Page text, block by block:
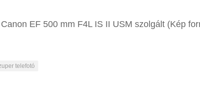
EF 500 mm F4L IS II USM szolgált (Kép
telefotó